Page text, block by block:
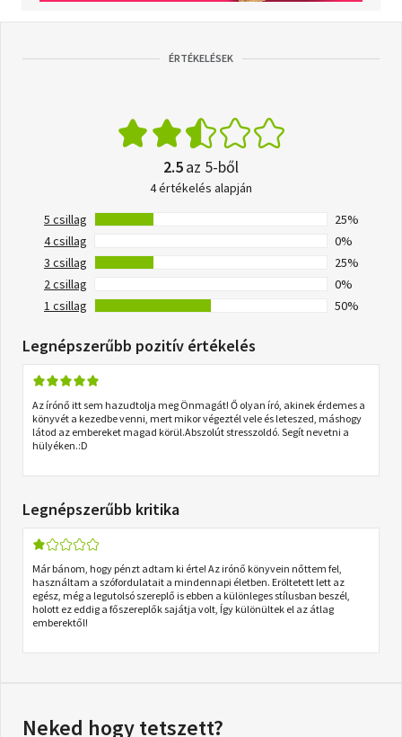
ÉRTÉKELÉSEK
2.5az 5-ből
4 értékelés alapján
5 csillag
25%
4 csillag
0%
3 csillag
25%
2 csillag
0%
1 csillag
50%
Legnépszerűbb pozitív értékelés
Az írónő itt sem hazudtolja meg Önmagát! Ő olyan író, akinek érdemes a
könyvét a kezedbe venni, mert mikor végeztél vele és leteszed, máshogy
látod az embereket magad körül.Abszolút stresszoldó. Segít nevetni a
hülyéken.:D
Legnépszerűbb kritika
Már bánom, hogy pénzt adtam ki érte! Az irónő könyvein nőttem fel,
használtam a szófordulatait a mindennapi életben. Eröltetett lett az
egész, még a legutolsó szereplő is ebben a különleges stílusban beszél,
holott ez eddig a főszereplők sajátja volt, Így különültek el az átlag
emberektől!
Neked hogy tetszett?